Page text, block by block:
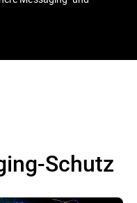
Schutz